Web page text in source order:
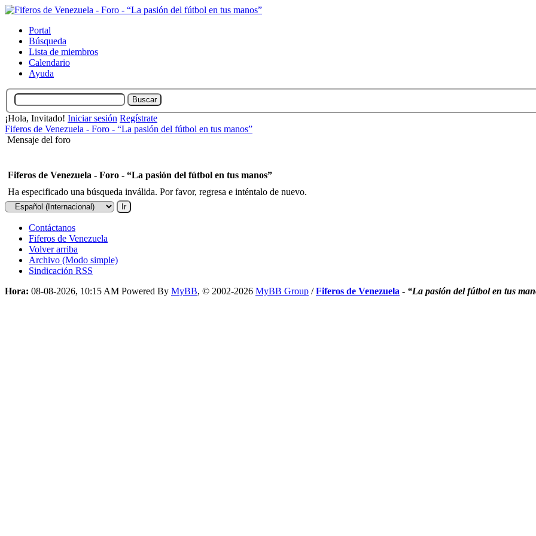
Portal
Búsqueda
Lista de miembros
Calendario
Ayuda
¡Hola, Invitado! Iniciar sesión Regístrate
Fiferos de Venezuela - Foro - “La pasión del fútbol en tus manos”
Mensaje del foro
Fiferos de Venezuela - Foro - “La pasión del fútbol en tus manos”
Ha especificado una búsqueda inválida. Por favor, regresa e inténtalo de nuevo.
Contáctanos
Fiferos de Venezuela
Volver arriba
Archivo (Modo simple)
Sindicación RSS
Hora: 08-08-2026, 10:15 AM Powered By MyBB, © 2002-2026 MyBB Group /Fiferos de Venezuela - “La pasión del fútbol en tus